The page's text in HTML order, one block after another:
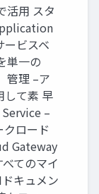
活⽤ スタ
ービスベ
単⼀の
管理 –ア
して素 早
–
ロード
Gateway
てのマイ
キュメン